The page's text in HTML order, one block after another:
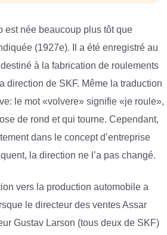
est née beaucoup plus tôt que
(1927e). Il a été enregistré au
à la fabrication de roulements
direction de SKF. Même la traduction
le mot «volvere» signifie «je roule»,
de rond et qui tourne. Cependant,
dans le concept d’entreprise
la direction ne l’a pas changé.
vers la production automobile a
le directeur des ventes Assar
Gustav Larson (tous deux de SKF)